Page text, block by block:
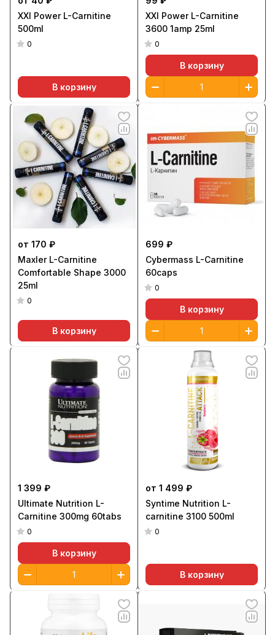
XXI Power L-Carnitine
500ml
0
В корзину
XXI Power L-Carnitine
3600 1amp 25ml
0
В корзину
от 170 ₽
Maxler L-Carnitine
Comfortable Shape 3000
25ml
0
В корзину
699 ₽
Cybermass L-Carnitine
60caps
0
В корзину
1 399 ₽
Ultimate Nutrition L-
Carnitine 300mg 60tabs
0
В корзину
от 1 499 ₽
Syntime Nutrition L-
carnitine 3100 500ml
0
В корзину